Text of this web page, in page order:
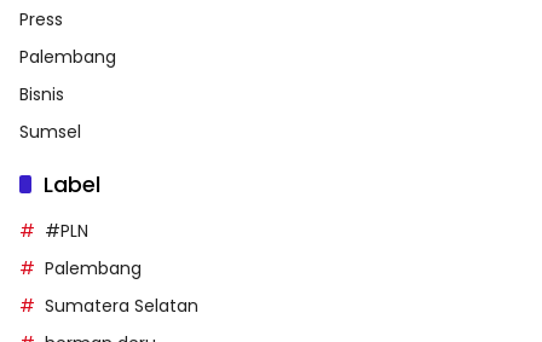
Press
Palembang
Bisnis
Sumsel
Label
#PLN
Palembang
Sumatera Selatan